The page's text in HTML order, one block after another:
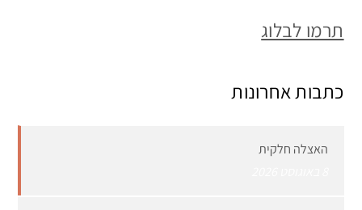
תרמו לבלוג
כתבות אחרונות
האצלה חלקית